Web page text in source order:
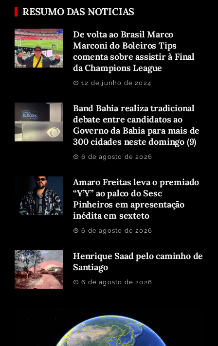
RESUMO DAS NOTICIAS
De volta ao Brasil Marco
Marconi do Boleiros Tips
comenta sobre assistir à Final
da Champions League
12 de junho de 2024
Band Bahia realiza tradicional
debate entre candidatos ao
Governo da Bahia para mais de
300 cidades neste domingo (9)
6 de agosto de 2026
Amaro Freitas leva o premiado
“Y’Y” ao palco do Sesc
Pinheiros em apresentação
inédita em sexteto
6 de agosto de 2026
Henrique Saad pelo caminho de
Santiago
6 de agosto de 2026